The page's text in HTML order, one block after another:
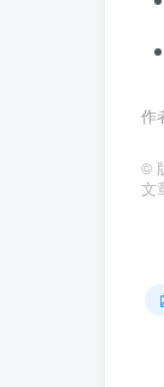
作
©
文